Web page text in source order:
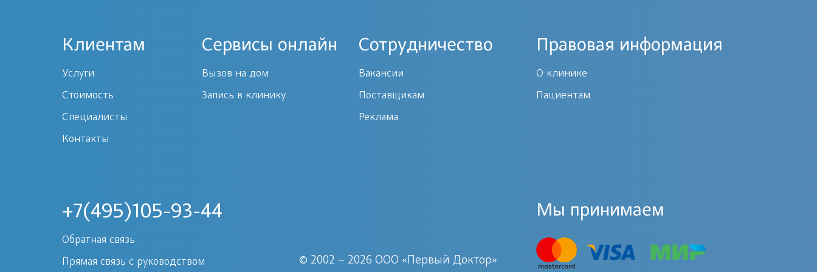
Клиентам
Услуги
Стоимость
Специалисты
Контакты
Сервисы онлайн
Вызов на дом
Запись в клинику
Сотрудничество
Вакансии
Поставщикам
Реклама
Правовая информация
О клинике
Пациентам
+7(495)105-93-44
Обратная связь
Прямая связь с руководством
© 2002 – 2026 ООО «Первый Доктор»
Мы принимаем